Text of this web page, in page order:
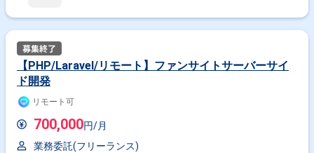
【PHP/Laravel/リモート】ファンサイトサーバーサイ
ド開発
リモート可
700,000円/月
業務委託(フリーランス)